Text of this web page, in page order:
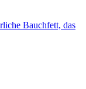
Bauchfett, das